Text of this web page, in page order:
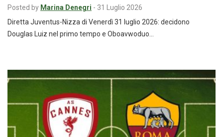
Posted by Marina Denegri - 31 Luglio 2026
Diretta Juventus-Nizza di Venerdì 31 luglio 2026: decidono
Douglas Luiz nel primo tempo e Oboavwoduo…